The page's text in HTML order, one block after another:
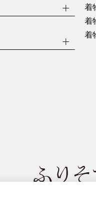
く使用できるものとし、そ
その恐れのある行為。
れのある行為。
ために利用いたしません。
利用します。新たに情報を
着
着
着